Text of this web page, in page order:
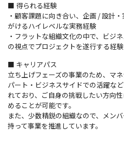
■ 得られる経験
・顧客課題に向き合い、企画 / 設計
がけるハイレベルな実務経験
・フラットな組織文化の中で、ビジ
の視点でプロジェクトを遂行する経験
■ キャリアパス
立ち上げフェーズの事業のため、マ
パート・ビジネスサイドでの活躍な
れており、ご自身の挑戦したい方向
めることが可能です。
また、少数精鋭の組織なので、メン
持って事業を推進しています。